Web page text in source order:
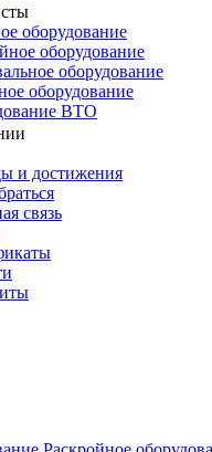
оборудование
оборудование
оборудование
оборудование
ВТО
и достижения
связь